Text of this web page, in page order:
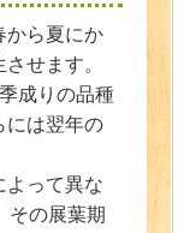
から夏にか
せます。
成りの品種
には翌年の
よって異な
その展葉期